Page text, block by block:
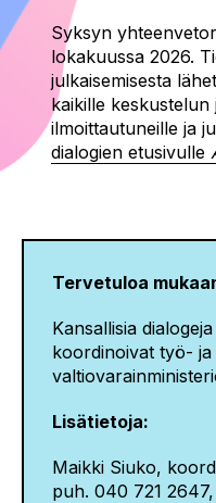
Syksyn
lokakuussa 2026.
julkaisemisesta
kaikille keskustelun
ilmoittautuneille ja
dialogien etusivulle
Tervetuloa
Kansallisia
koordinoivat työ-
Lisätietoja:
Maikki Siuko,
puh. 040 721